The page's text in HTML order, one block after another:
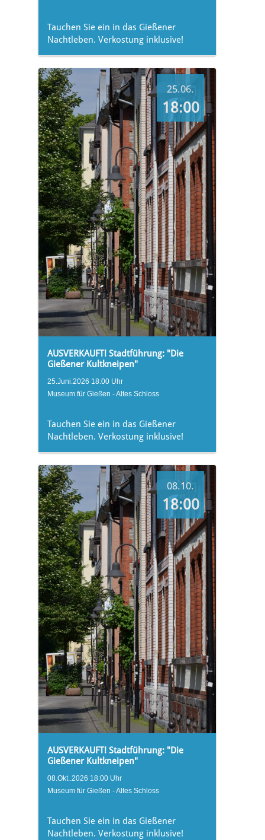
Tauchen Sie ein in das Gießener
Nachtleben. Verkostung inklusive!
25.06.
18:00
AUSVERKAUFT! Stadtführung: "Die
Gießener Kultkneipen"
25.Juni.2026 18:00 Uhr
Museum für Gießen - Altes Schloss
Tauchen Sie ein in das Gießener
Nachtleben. Verkostung inklusive!
08.10.
18:00
AUSVERKAUFT! Stadtführung: "Die
Gießener Kultkneipen"
08.Okt..2026 18:00 Uhr
Museum für Gießen - Altes Schloss
Tauchen Sie ein in das Gießener
Nachtleben. Verkostung inklusive!